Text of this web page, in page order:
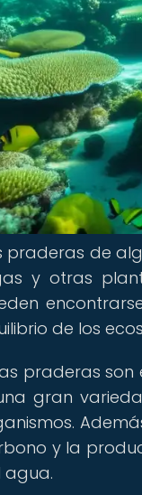
praderas de
y otras
de los
praderas
gran
y la
agua.